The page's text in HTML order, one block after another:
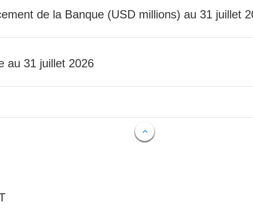
de la Banque (USD millions) au 31 juillet
au 31 juillet 2026